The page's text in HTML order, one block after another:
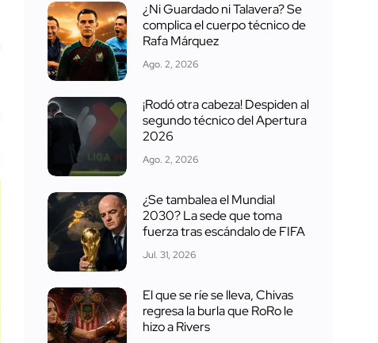
¿Ni Guardado ni Talavera? Se
complica el cuerpo técnico de
Rafa Márquez
Ago. 2, 2026
¡Rodó otra cabeza! Despiden al
segundo técnico del Apertura
2026
Ago. 2, 2026
¿Se tambalea el Mundial
2030? La sede que toma
fuerza tras escándalo de FIFA
Jul. 31, 2026
El que se ríe se lleva, Chivas
regresa la burla que RoRo le
hizo a Rivers